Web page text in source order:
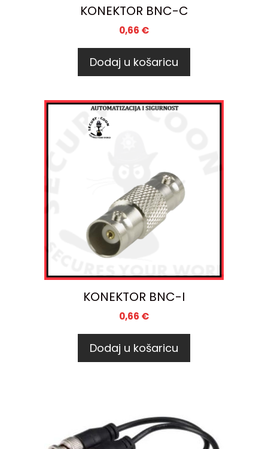
KONEKTOR BNC-C
0,66 €
Dodaj u košaricu
KONEKTOR BNC-I
0,66 €
Dodaj u košaricu